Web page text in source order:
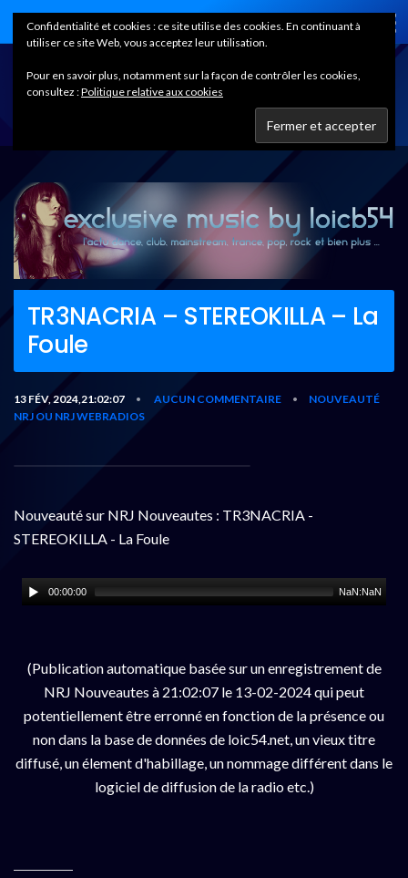
Home
TR3NACRIA – STEREOKILLA – La
Foule
13 FÉV, 2024,21:02:07 • AUCUN COMMENTAIRE •
NOUVEAUTÉ
NRJ OU NRJ WEBRADIOS
Nouveauté sur NRJ Nouveautes : TR3NACRIA -
STEREOKILLA - La Foule
00:00:00 NaN:NaN
(Publication automatique basée sur un enregistrement de
NRJ Nouveautes à 21:02:07 le 13-02-2024 qui peut
potentiellement être erronné en fonction de la présence ou
non dans la base de données de loic54.net, un vieux titre
diffusé, un élement d'habillage, un nommage différent dans le
logiciel de diffusion de la radio etc.)
Confidentialité et cookies : ce site utilise des cookies. En continuant à
utiliser ce site Web, vous acceptez leur utilisation.
Pour en savoir plus, notamment sur la façon de contrôler les cookies,
consultez :Politique relative aux cookies